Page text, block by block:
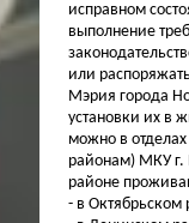
исправном
выполнение
или
Мэрия города
установки их в
можно в
районам) МКУ г.
районе
- в Октябрьском